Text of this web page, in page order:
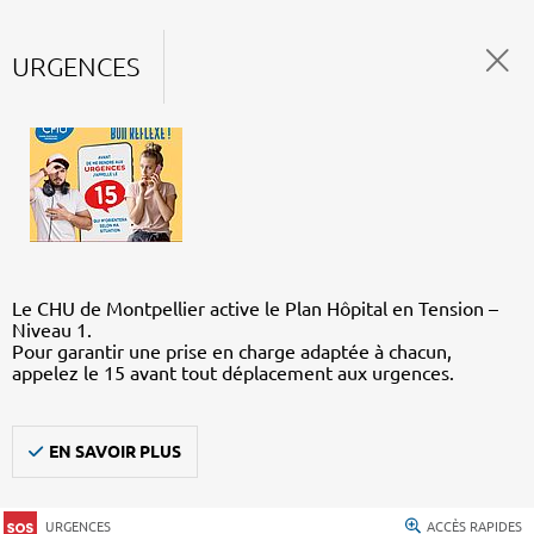
URGENCES
Le CHU de Montpellier active le Plan Hôpital en Tension –
Niveau 1.
Pour garantir une prise en charge adaptée à chacun,
appelez le 15 avant tout déplacement aux urgences.
EN SAVOIR PLUS
URGENCES ACCÈS RAPIDES